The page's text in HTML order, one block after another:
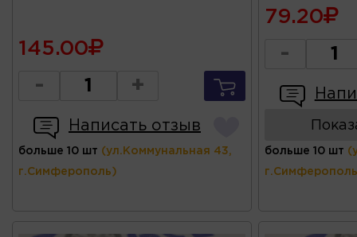
145.00
- +
Написать отзыв
больше 10 шт (ул.Коммунальная 43,
г.Симферополь)
79.20
-
больше 10 шт